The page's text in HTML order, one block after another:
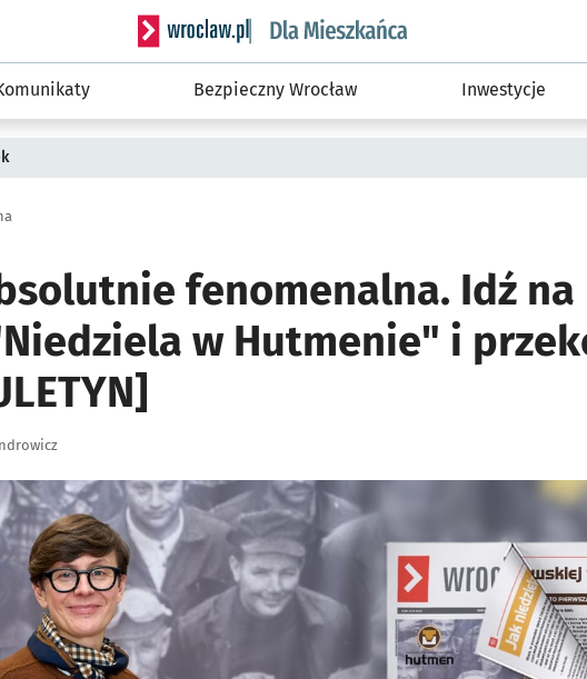
Serwis informacyjny wroclaw.pl podserwis: Dla
Bezpieczny Wrocław Inwestycje
fenomenalna. Idź na
w Hutmenie" i